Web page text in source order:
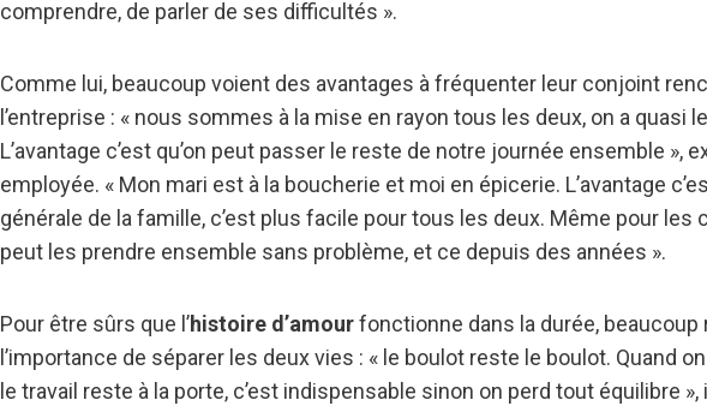
comprendre, de parler de ses difficultés ».
Comme lui, beaucoup voient des avantages à fréquenter leur conjoint
l’entreprise : « nous sommes à la mise en rayon tous les deux, on a quasi
L’avantage c’est qu’on peut passer le reste de notre journée ensemble »,
employée. « Mon mari est à la boucherie et moi en épicerie. L’avantage
générale de la famille, c’est plus facile pour tous les deux. Même pour les
peut les prendre ensemble sans problème, et ce depuis des années ».
Pour être sûrs que l’histoire d’amourfonctionne dans la durée, beaucoup
l’importance de séparer les deux vies : « le boulot reste le boulot. Quand
le travail reste à la porte, c’est indispensable sinon on perd tout équilibre